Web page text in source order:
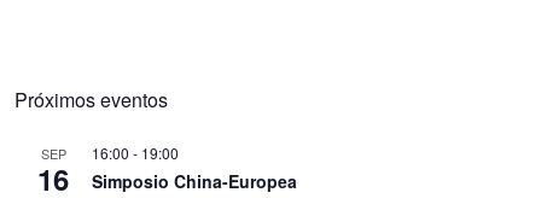
Próximos eventos
SEP
16
16:00 - 19:00
Simposio China-Europea